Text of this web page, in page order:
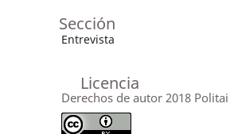
Sección
Entrevista
Licencia
Derechos de autor 2018 Politai